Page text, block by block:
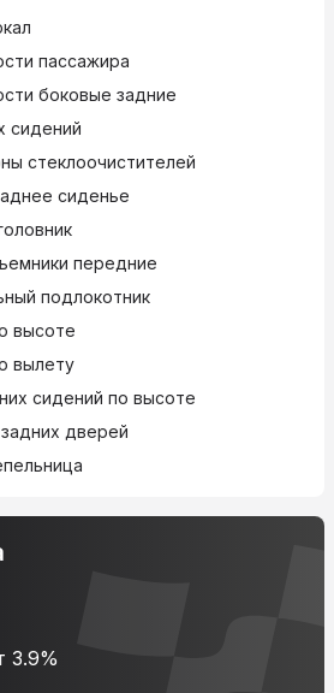
пассажира
боковые задние
сидений
стеклоочистителей
сиденье
передние
подлокотник
высоте
вылету
сидений по высоте
дверей
3.9%